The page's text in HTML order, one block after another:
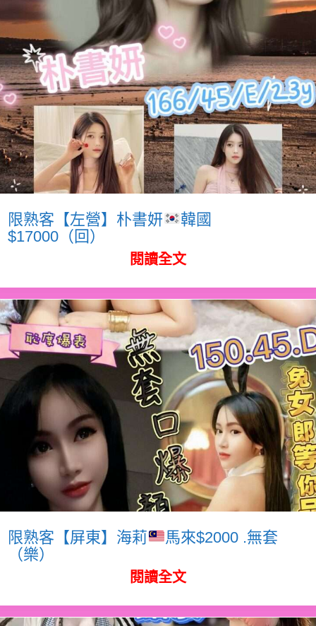
限熟客【左營】朴書妍
韓國
$17000（回）
閱讀全文
限熟客【屏東】海莉
馬來$2000 .無套
（樂）
閱讀全文